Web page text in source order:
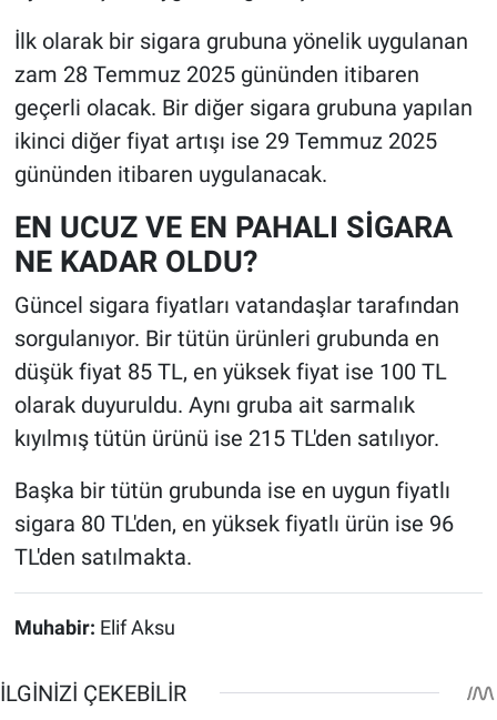
İlk olarak bir sigara grubuna yönelik uygulanan
zam 28 Temmuz 2025 gününden itibaren
geçerli olacak. Bir diğer sigara grubuna yapılan
ikinci diğer fiyat artışı ise 29 Temmuz 2025
gününden itibaren uygulanacak.
EN UCUZ VE EN PAHALI SİGARA
NE KADAR OLDU?
Güncel sigara fiyatları vatandaşlar tarafından
sorgulanıyor. Bir tütün ürünleri grubunda en
düşük fiyat 85 TL, en yüksek fiyat ise 100 TL
olarak duyuruldu. Aynı gruba ait sarmalık
kıyılmış tütün ürünü ise 215 TL'den satılıyor.
Başka bir tütün grubunda ise en uygun fiyatlı
sigara 80 TL'den, en yüksek fiyatlı ürün ise 96
TL'den satılmakta.
Muhabir: Elif Aksu